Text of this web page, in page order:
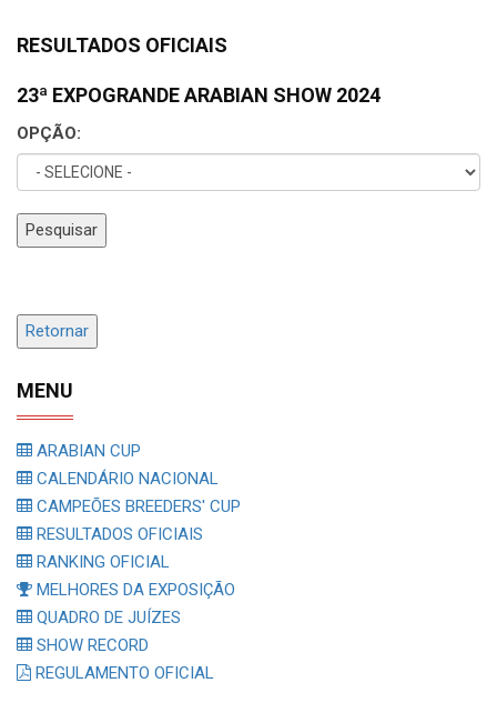
RESULTADOS OFICIAIS
23ª EXPOGRANDE ARABIAN SHOW 2024
OPÇÃO:
Pesquisar
Retornar
MENU
ARABIAN CUP
CALENDÁRIO NACIONAL
CAMPEÕES BREEDERS' CUP
RESULTADOS OFICIAIS
RANKING OFICIAL
MELHORES DA EXPOSIÇÃO
QUADRO DE JUÍZES
SHOW RECORD
REGULAMENTO OFICIAL